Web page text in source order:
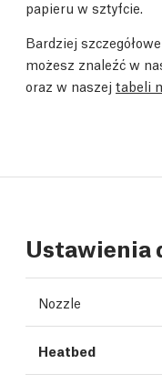
papieru w sztyfcie.
Bardziej
możesz znaleźć w
oraz w naszej tabeli
Ustawienia
Nozzle
Heatbed